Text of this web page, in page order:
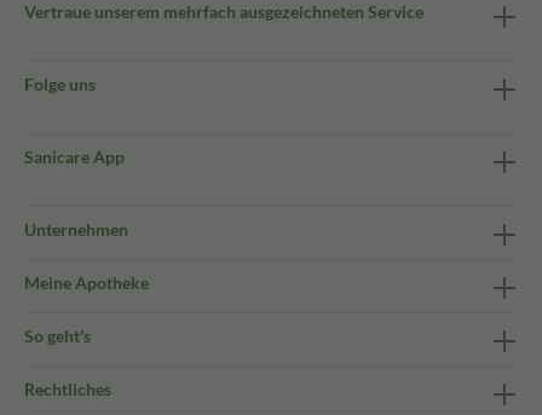
Vertraue unserem mehrfach ausgezeichneten Service
Folge uns
Sanicare App
Unternehmen
Meine Apotheke
So geht's
Rechtliches